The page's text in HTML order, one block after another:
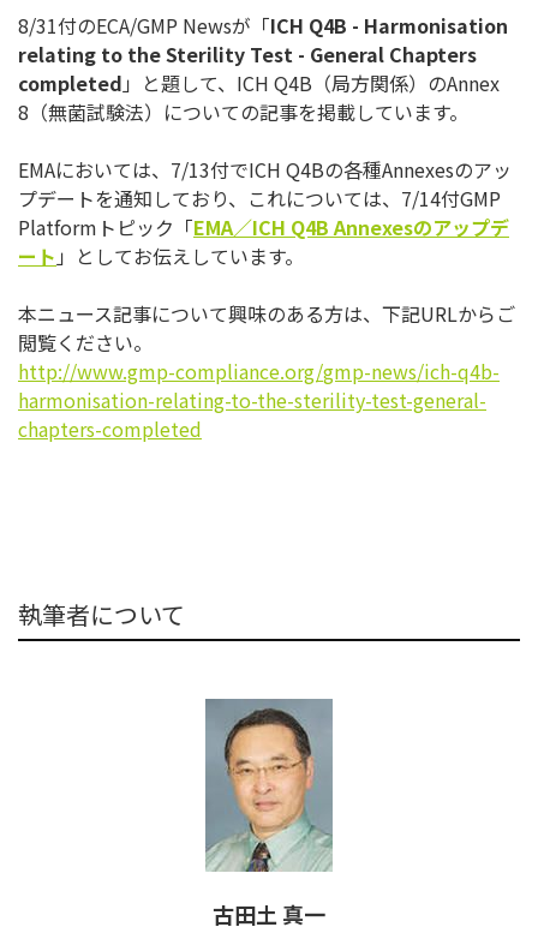
8/31付のECA/GMP Newsが「ICH Q4B - Harmonisation
relating to the Sterility Test - General Chapters
completed 」と題して、ICH Q4B（局方関係）のAnnex
8（無菌試験法）についての記事を掲載しています。
EMAにおいては、7/13付でICH Q4Bの各種Annexesのアッ
プデートを通知しており、 これについては、7/14付GMP
Platformトピック「EMA／ICH Q4B Annexesのアップデ
ート 」としてお伝えしています。
本ニュース記事について興味のある方は、下記URLからご
閲覧く ださい。
http://www.gmp-compliance.org/gmp-news/ich-q4b-
harmonisation-relating-to-the-sterility-test-general-
chapters-completed
執筆者について
古田土 真一